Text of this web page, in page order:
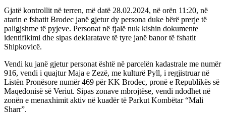
Gjatë kontrollit në terren, më datë 28.02.2024, në orën 11:20, në
atarin e fshatit Brodec janë gjetur dy persona duke bërë prerje të
paligjshme të pyjeve. Personat në fjalë nuk kishin dokumente
identifikimi dhe sipas deklaratave të tyre janë banor të fshatit
Shipkovicë.
Vendi ku janë gjetur personat është në parcelën kadastrale me numër
916, vendi i quajtur Maja e Zezë, me kulturë Pyll, i regjistruar në
Listën Pronësore numër 469 për KK Brodec, pronë e Republikës së
Maqedonisë së Veriut. Sipas zonave mbrojtëse, vendi ndodhet në
zonën e menaxhimit aktiv në kuadër të Parkut Kombëtar “Mali
Sharr”.